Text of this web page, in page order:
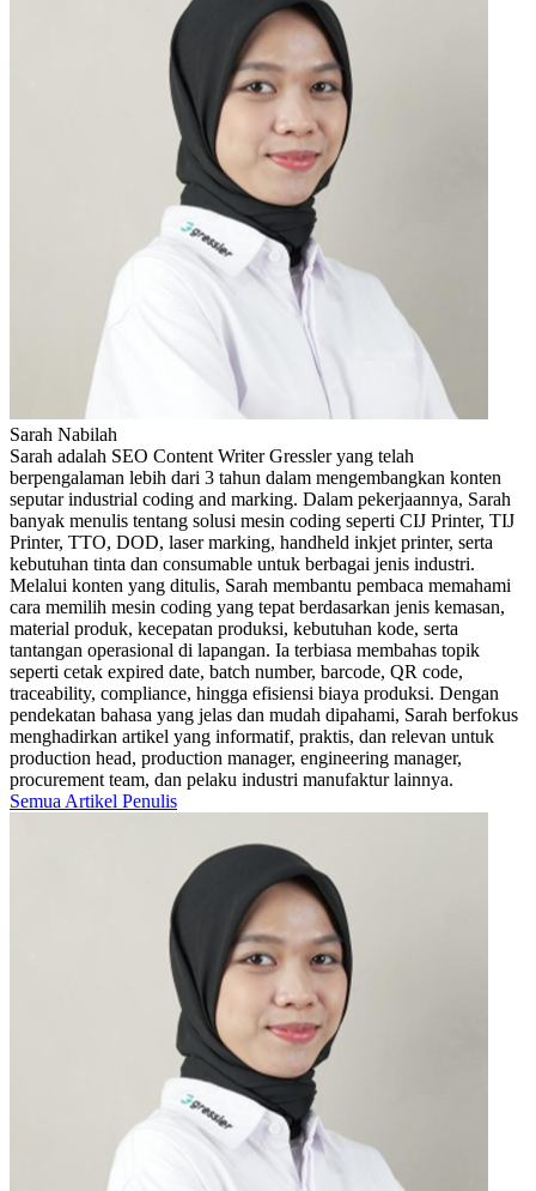
Sarah Nabilah
Sarah adalah SEO Content Writer Gressler yang telah
berpengalaman lebih dari 3 tahun dalam mengembangkan konten
seputar industrial coding and marking. Dalam pekerjaannya, Sarah
banyak menulis tentang solusi mesin coding seperti CIJ Printer, TIJ
Printer, TTO, DOD, laser marking, handheld inkjet printer, serta
kebutuhan tinta dan consumable untuk berbagai jenis industri.
Melalui konten yang ditulis, Sarah membantu pembaca memahami
cara memilih mesin coding yang tepat berdasarkan jenis kemasan,
material produk, kecepatan produksi, kebutuhan kode, serta
tantangan operasional di lapangan. Ia terbiasa membahas topik
seperti cetak expired date, batch number, barcode, QR code,
traceability, compliance, hingga efisiensi biaya produksi. Dengan
pendekatan bahasa yang jelas dan mudah dipahami, Sarah berfokus
menghadirkan artikel yang informatif, praktis, dan relevan untuk
production head, production manager, engineering manager,
procurement team, dan pelaku industri manufaktur lainnya.
Semua Artikel Penulis